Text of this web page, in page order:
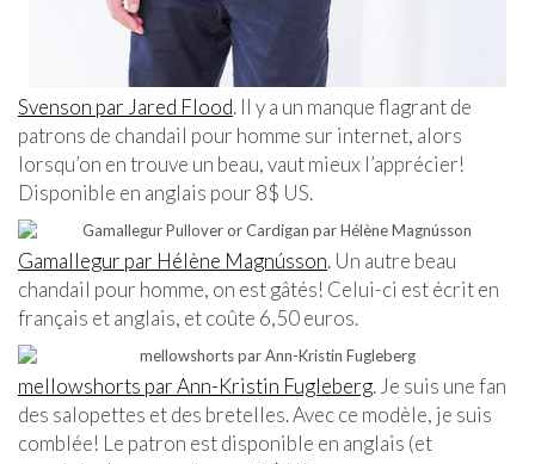
Svenson par Jared Flood. Il y a un manque flagrant de
patrons de chandail pour homme sur internet, alors
lorsqu’on en trouve un beau, vaut mieux l’apprécier!
Disponible en anglais pour 8$ US.
Gamallegur par Hélène Magnússon. Un autre beau
chandail pour homme, on est gâtés! Celui-ci est écrit en
français et anglais, et coûte 6,50 euros.
mellowshorts par Ann-Kristin Fugleberg. Je suis une fan
des salopettes et des bretelles. Avec ce modèle, je suis
comblée! Le patron est disponible en anglais (et